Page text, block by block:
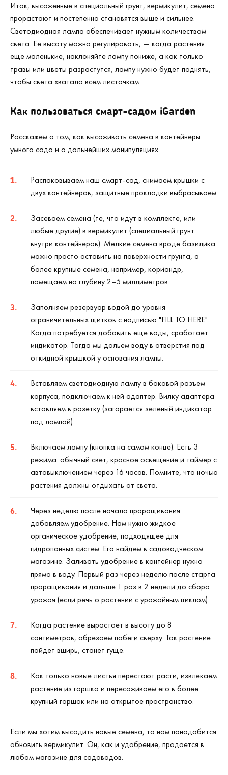
Итак, высаженные в специальный грунт, вермикулит, семена
прорастают и постепенно становятся выше и сильнее.
Светодиодная лампа обеспечивает нужным количеством
света. Ее высоту можно регулировать, — когда растения
еще маленькие, наклоняйте лампу пониже, а как только
травы или цветы разрастутся, лампу нужно будет поднять,
чтобы света хватало всем листочкам.
Как пользоваться смарт-садом iGarden
Расскажем о том, как высаживать семена в контейнеры
умного сада и о дальнейших манипуляциях.
Распаковываем наш смарт-сад, снимаем крышки с
двух контейнеров, защитные прокладки выбрасываем.
Засеваем семена (те, что идут в комплекте, или
любые другие) в вермикулит (специальный грунт
внутри контейнеров). Мелкие семена вроде базилика
можно просто оставить на поверхности грунта, а
более крупные семена, например, кориандр,
помещаем на глубину 2–5 миллиметров.
Заполняем резервуар водой до уровня
ограничительных щитков с надписью "FILL TO HERE".
Когда потребуется добавить еще воды, сработает
индикатор. Тогда мы дольем воду в отверстия под
откидной крышкой у основания лампы.
Вставляем светодиодную лампу в боковой разъем
корпуса, подключаем к ней адаптер. Вилку адаптера
вставляем в розетку (загорается зеленый индикатор
под лампой).
Включаем лампу (кнопка на самом конце). Есть 3
режима: обычный свет, красное освещение и таймер с
автовыключением через 16 часов. Помните, что ночью
растения должны отдыхать от света.
Через неделю после начала проращивания
добавляем удобрение. Нам нужно жидкое
органическое удобрение, подходящее для
гидропонных систем. Его найдем в садоводческом
магазине. Заливать удобрение в контейнер нужно
прямо в воду. Первый раз через неделю после старта
проращивания и дальше 1 раз в 2 недели до сбора
урожая (если речь о растении с урожайным циклом).
Когда растение вырастает в высоту до 8
сантиметров, обрезаем побеги сверху. Так растение
пойдет вширь, станет гуще.
Как только новые листья перестают расти, извлекаем
растение из горшка и пересаживаем его в более
крупный горшок или на открытое пространство.
Если мы хотим высадить новые семена, то нам понадобится
обновить вермикулит. Он, как и удобрение, продается в
любом магазине для садоводов.